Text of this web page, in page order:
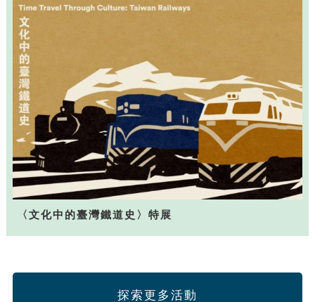
〈文化中的臺灣鐵道史〉特展
探索更多活動